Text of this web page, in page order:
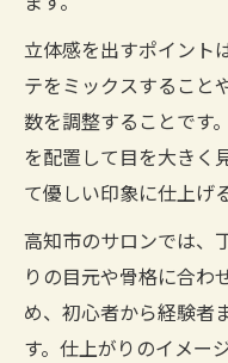
立体感を出すポイント
テをミックスすること
数を調整することです
を配置して目を大きく
て優しい印象に仕上げ
高知市のサロンでは、
りの目元や骨格に合わ
め、初心者から経験者
す。仕上がりのイメー